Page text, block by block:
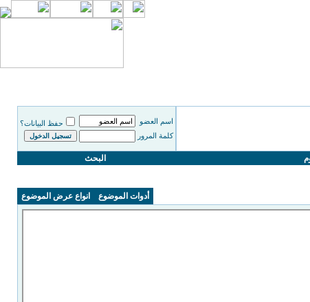
اسم العضو
حفظ البيانات؟
كلمة المرور
البحث
أدوات الموضوع انواع عرض الموضوع